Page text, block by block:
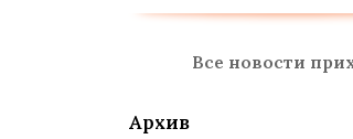
Все новости
Архив